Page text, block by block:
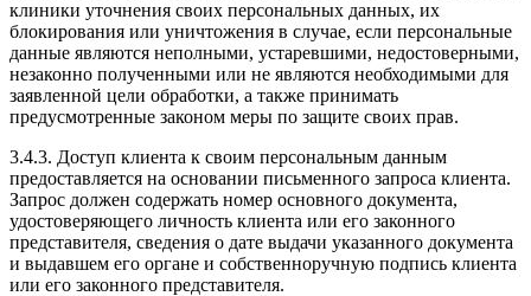
клиники уточнения своих персональных данных, их
блокирования или уничтожения в случае, если персональные
данные являются неполными, устаревшими, недостоверными,
незаконно полученными или не являются необходимыми для
заявленной цели обработки, а также принимать
предусмотренные законом меры по защите своих прав.
3.4.3. Доступ клиента к своим персональным данным
предоставляется на основании письменного запроса клиента.
Запрос должен содержать номер основного документа,
удостоверяющего личность клиента или его законного
представителя, сведения о дате выдачи указанного документа
и выдавшем его органе и собственноручную подпись клиента
или его законного представителя.